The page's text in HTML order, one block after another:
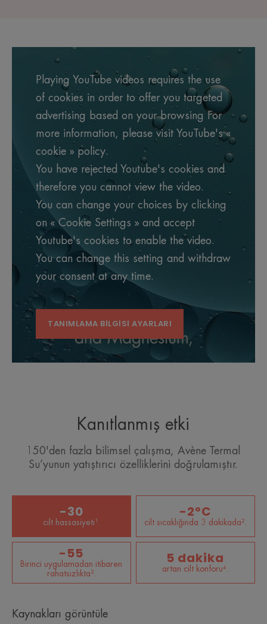
Playing YouTube videos requires the use
of cookies in order to offer you targeted
advertising based on your browsing For
more information, please visit YouTube's «
cookie » policy.
You have rejected Youtube's cookies and
therefore you cannot view the video.
You can change your choices by clicking
on « Cookie Settings » and accept
Youtube's cookies to enable the video.
You can change this setting and withdraw
your consent at any time.
TANIMLAMA BILGISI AYARLARI
Kanıtlanmış etki
150'den fazla bilimsel çalışma, Avène Termal
Su’yunun yatıştırıcı özelliklerini doğrulamıştır.
-30
cilt hassasiyeti¹.
-2°C
cilt sıcaklığında 3 dakikada².
-55
Birinci uygulamadan itibaren
rahatsızlıkta³.
5 dakika
artan cilt konforu⁴.
Kaynakları görüntüle